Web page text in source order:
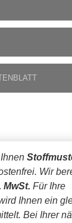
Wir
MwSt. Für Ihre
Ihnen ein
Bei Ihrer